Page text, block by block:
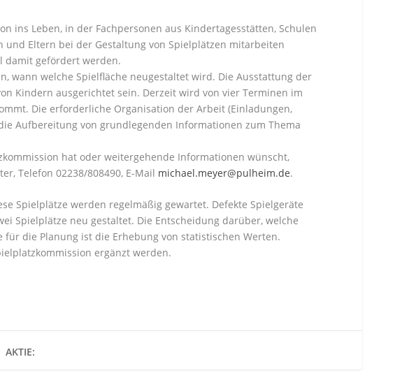
ins Leben, in der Fachpersonen aus Kindertagesstätten, Schulen
Eltern bei der Gestaltung von Spielplätzen mitarbeiten
damit gefördert werden.
wann welche Spielfläche neugestaltet wird. Die Ausstattung der
Kindern ausgerichtet sein. Derzeit wird von vier Terminen im
Die erforderliche Organisation der Arbeit (Einladungen,
Aufbereitung von grundlegenden Informationen zum Thema
hat oder weitergehende Informationen wünscht,
Telefon 02238/808490, E-Mail michael.meyer@pulheim.de.
Spielplätze werden regelmäßig gewartet. Defekte Spielgeräte
Spielplätze neu gestaltet. Die Entscheidung darüber, welche
die Planung ist die Erhebung von statistischen Werten.
ergänzt werden.
AKTIE: